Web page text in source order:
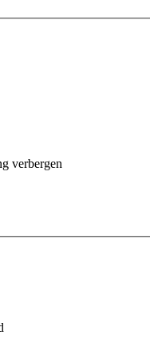
verbergen